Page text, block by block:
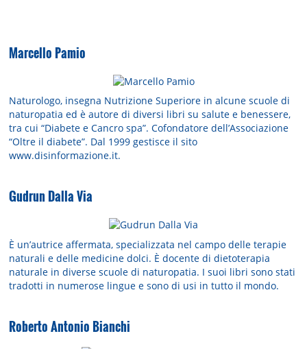
Marcello Pamio
Naturologo, insegna Nutrizione Superiore in alcune scuole di
naturopatia ed è autore di diversi libri su salute e benessere,
tra cui “Diabete e Cancro spa”. Cofondatore dell’Associazione
“Oltre il diabete”. Dal 1999 gestisce il sito
www.disinformazione.it.
Gudrun Dalla Via
È un’autrice affermata, specializzata nel campo delle terapie
naturali e delle medicine dolci. È docente di dietoterapia
naturale in diverse scuole di naturopatia. I suoi libri sono stati
tradotti in numerose lingue e sono di usi in tutto il mondo.
Roberto Antonio Bianchi